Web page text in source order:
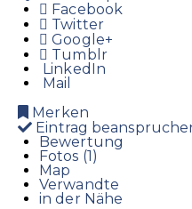
Facebook
Twitter
Google+
Tumblr
LinkedIn
Mail
Merken
Eintrag
Bewertung
Fotos (1)
Map
Verwandte
in der Nähe